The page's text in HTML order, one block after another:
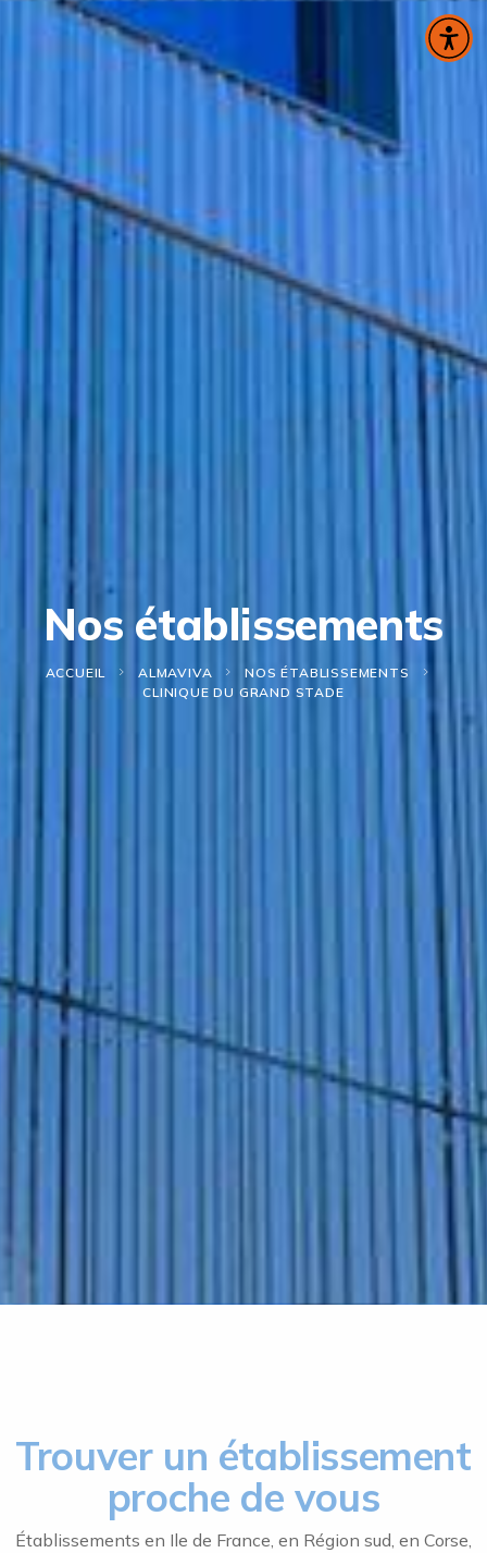
Nos établissements
ACCUEIL ALMAVIVA
NOS ÉTABLISSEMENTS
CLINIQUE DU GRAND STADE
Trouver un établissement
proche de vous
Établissements en Ile de France, en Région sud, en Corse,
Panneau de gestion des cookies